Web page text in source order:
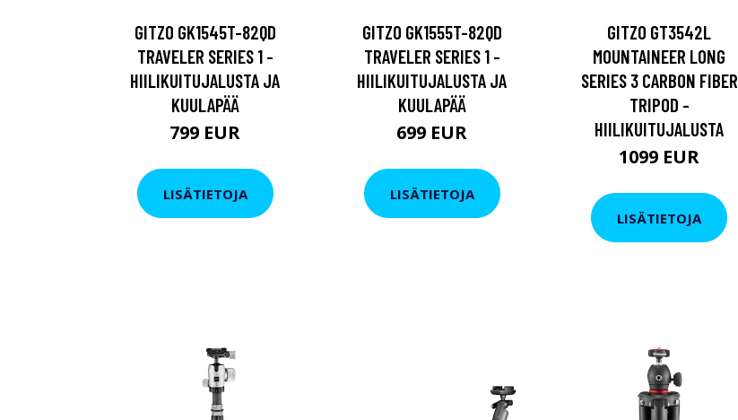
GITZO GK1545T-82QD
TRAVELER SERIES 1 -
HIILIKUITUJALUSTA JA
KUULAPÄÄ
799 EUR
LISÄTIETOJA
GITZO GK1555T-82QD
TRAVELER SERIES 1 -
HIILIKUITUJALUSTA JA
KUULAPÄÄ
699 EUR
LISÄTIETOJA
GITZO GT3542L
MOUNTAINEER LONG
SERIES 3 CARBON FIBER
TRIPOD -
HIILIKUITUJALUSTA
1099 EUR
LISÄTIETOJA